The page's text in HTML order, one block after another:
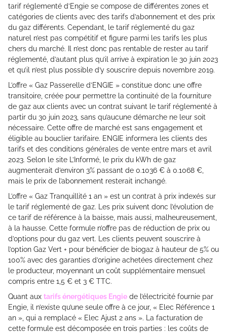
tarif réglementé d’Engie se compose de différentes zones et
catégories de clients avec des tarifs d’abonnement et des prix
du gaz différents. Cependant, le tarif réglementé du gaz
naturel n’est pas compétitif et figure parmi les tarifs les plus
chers du marché. Il n’est donc pas rentable de rester au tarif
réglementé, d’autant plus qu’il arrive à expiration le 30 juin 2023
et qu’il n’est plus possible d’y souscrire depuis novembre 2019.
L’offre « Gaz Passerelle d’ENGIE » constitue donc une offre
transitoire, créée pour permettre la continuité de la fourniture
de gaz aux clients avec un contrat suivant le tarif réglementé à
partir du 30 juin 2023, sans qu’aucune démarche ne leur soit
nécessaire. Cette offre de marché est sans engagement et
éligible au bouclier tarifaire. ENGIE informera les clients des
tarifs et des conditions générales de vente entre mars et avril
2023. Selon le site L’Informé, le prix du kWh de gaz
augmenterait d’environ 3% passant de 0.1036 € à 0.1068 €,
mais le prix de l’abonnement resterait inchangé.
L’offre « Gaz Tranquillité 1 an » est un contrat à prix indexés sur
le tarif réglementé de gaz. Les prix suivent donc l’évolution de
ce tarif de référence à la baisse, mais aussi, malheureusement,
à la hausse. Cette formule n’offre pas de réduction de prix ou
d’options pour du gaz vert. Les clients peuvent souscrire à
l’option Gaz Vert + pour bénéficier de biogaz à hauteur de 5% ou
100% avec des garanties d’origine achetées directement chez
le producteur, moyennant un coût supplémentaire mensuel
compris entre 1,5 € et 3 € TTC.
Quant aux tarifs énergétiques Engie de l’électricité fournie par
Engie, il n’existe qu’une seule offre à ce jour, « Elec Référence 1
an », qui a remplacé « Elec Ajust 2 ans ». La facturation de
cette formule est décomposée en trois parties : les coûts de